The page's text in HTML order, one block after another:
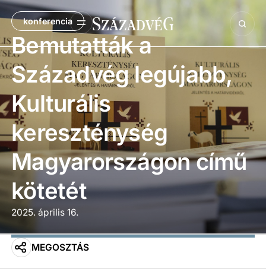
konferencia
Bemutatták a
Századvég legújabb,
Kulturális
kereszténység
Magyarországon című
kötetét
2025. április 16.
MEGOSZTÁS